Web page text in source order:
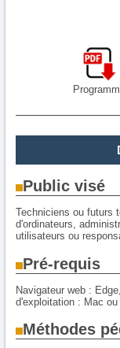
Public visé
Techniciens ou futurs
d'ordinateurs,
utilisateurs ou
Pré-requis
Navigateur web :
d'exploitation : Mac ou
Méthodes